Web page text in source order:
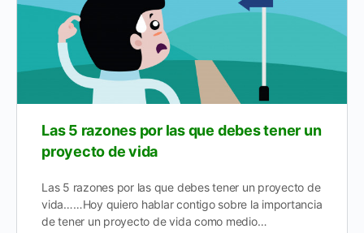
Las 5 razones por las que debes tener un
proyecto de vida
Las 5 razones por las que debes tener un proyecto de
vida……Hoy quiero hablar contigo sobre la importancia
de tener un proyecto de vida como medio…